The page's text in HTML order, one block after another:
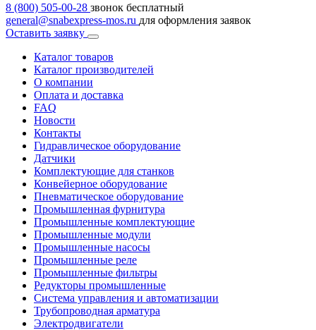
8 (800) 505-00-28 звонок бесплатный
general@snabexpress-mos.ru для оформления заявок
Оставить заявку
Каталог товаров
Каталог производителей
О компании
Оплата и доставка
FAQ
Новости
Контакты
Гидравлическое оборудование
Датчики
Комплектующие для станков
Конвейерное оборудование
Пневматическое оборудование
Промышленная фурнитура
Промышленные комплектующие
Промышленные модули
Промышленные насосы
Промышленные реле
Промышленные фильтры
Редукторы промышленные
Система управления и автоматизации
Трубопроводная арматура
Электродвигатели